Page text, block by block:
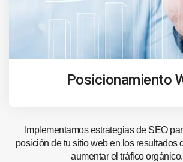
Posicionamiento
Implementamos estrategias de SEO
posición de tu sitio web en los resultados
aumentar el tráfico orgánico.